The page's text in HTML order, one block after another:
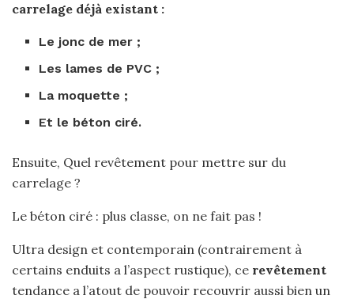
carrelage déjà existant :
Le jonc de mer ;
Les lames de PVC ;
La moquette ;
Et le béton ciré.
Ensuite, Quel revêtement pour mettre sur du
carrelage ?
Le béton ciré : plus classe, on ne fait pas !
Ultra design et contemporain (contrairement à
certains enduits a l’aspect rustique), ce revêtement
tendance a l’atout de pouvoir recouvrir aussi bien un